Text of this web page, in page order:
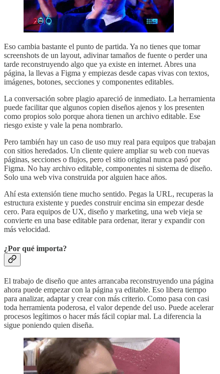
Eso cambia bastante el punto de partida. Ya no tienes que tomar
screenshots de un layout, adivinar tamaños de fuente o perder una
tarde reconstruyendo algo que ya existe en internet. Abres una
página, la llevas a Figma y empiezas desde capas vivas con textos,
imágenes, botones, secciones y componentes editables.
La conversación sobre plagio apareció de inmediato. La herramienta
puede facilitar que algunos copien diseños ajenos y los presenten
como propios solo porque ahora tienen un archivo editable. Ese
riesgo existe y vale la pena nombrarlo.
Pero también hay un caso de uso muy real para equipos que trabajan
con sitios heredados. Un cliente quiere ampliar su web con nuevas
páginas, secciones o flujos, pero el sitio original nunca pasó por
Figma. No hay archivo editable, componentes ni sistema de diseño.
Solo una web viva construida por alguien hace años.
Ahí esta extensión tiene mucho sentido. Pegas la URL, recuperas la
estructura existente y puedes construir encima sin empezar desde
cero. Para equipos de UX, diseño y marketing, una web vieja se
convierte en una base editable para ordenar, iterar y expandir con
más velocidad.
¿Por qué importa?
El trabajo de diseño que antes arrancaba reconstruyendo una página
ahora puede empezar con la página ya editable. Eso libera tiempo
para analizar, adaptar y crear con más criterio. Como pasa con casi
toda herramienta poderosa, el valor depende del uso. Puede acelerar
procesos legítimos o hacer más fácil copiar mal. La diferencia la
sigue poniendo quien diseña.